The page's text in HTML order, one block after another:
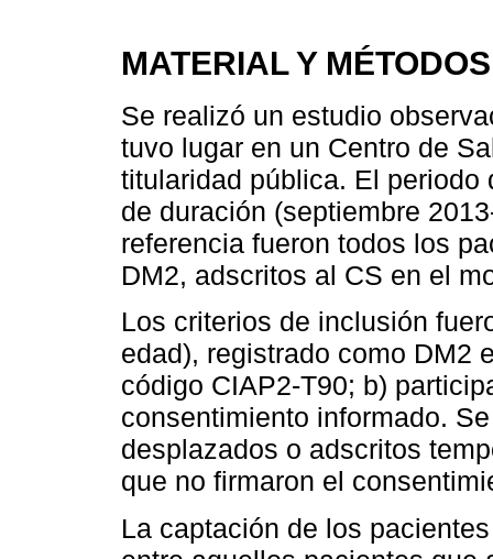
MATERIAL Y MÉTODOS
Se realizó un estudio
tuvo lugar en un Centro de
titularidad pública. El
de duración (septiembre
referencia fueron todos los
DM2, adscritos al CS en el
Los criterios de inclusión
edad), registrado como DM2
código CIAP2-T90; b)
consentimiento informado.
desplazados o adscritos
que no firmaron el
La captación de los